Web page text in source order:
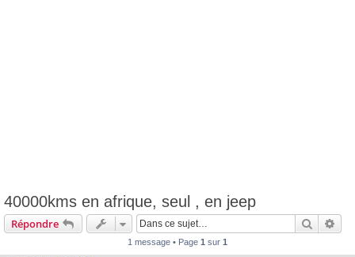
40000kms en afrique, seul , en jeep
Répondre
1 message • Page 1 sur 1